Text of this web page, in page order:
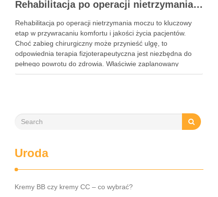
Rehabilitacja po operacji nietrzymania moczu – kluczowe informacje i ćwiczenia
Rehabilitacja po operacji nietrzymania moczu to kluczowy
etap w przywracaniu komfortu i jakości życia pacjentów.
Choć zabieg chirurgiczny może przynieść ulgę, to
odpowiednia terapia fizjoterapeutyczna jest niezbędna do
pełnego powrotu do zdrowia. Właściwie zaplanowany
program rehabilitacji, obejmujący intensywne ćwiczenia oraz
Uroda
Kremy BB czy kremy CC – co wybrać?